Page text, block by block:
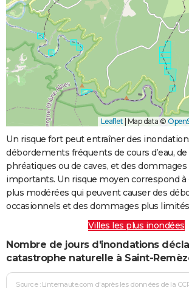
Leaflet | Map data ©
Un risque fort peut entraîner des
débordements fréquents de cours d’eau,
phréatiques ou de caves, et des dommages
importants. Un risque moyen correspond à
plus modérées qui peuvent causer des
occasionnels et des dommages plus
Villes les plus inondées
Nombre de jours d'inondations
catastrophe naturelle à Saint-
Source : Linternaute.com d'après les données de la